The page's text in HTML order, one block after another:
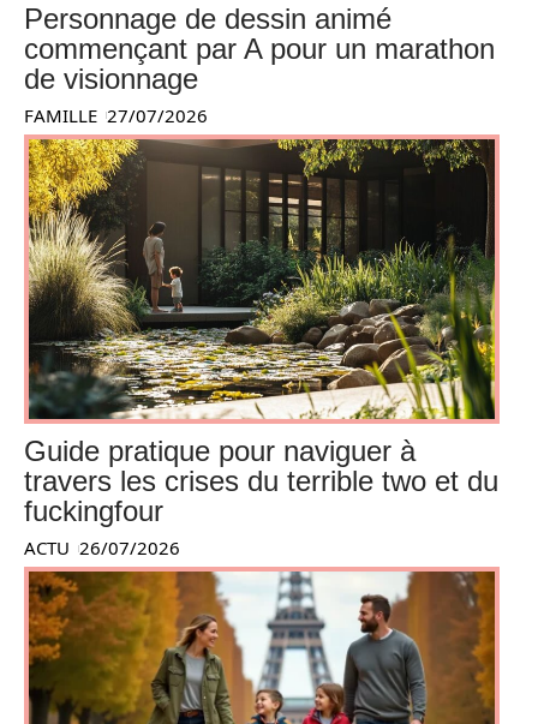
Personnage de dessin animé
commençant par A pour un marathon
de visionnage
FAMILLE 27/07/2026
Guide pratique pour naviguer à
travers les crises du terrible two et du
fuckingfour
ACTU 26/07/2026